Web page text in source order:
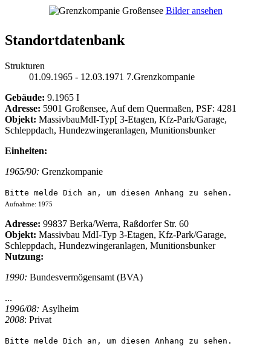
Bilder ansehen
Standortdatenbank
Strukturen
01.09.1965 - 12.03.1971 7.Grenzkompanie
Gebäude: 9.1965 I
Adresse: 5901 Großensee, Auf dem Quermaßen, PSF: 4281
Objekt: MassivbauMdI-Typ[ 3-Etagen, Kfz-Park/Garage,
Schleppdach, Hundezwingeranlagen, Munitionsbunker
Einheiten:
1965/90: Grenzkompanie
Bitte melde Dich an, um diesen Anhang zu sehen.
Aufnahme: 1975
Adresse: 99837 Berka/Werra, Raßdorfer Str. 60
Objekt: Massivbau MdI-Typ 3-Etagen, Kfz-Park/Garage,
Schleppdach, Hundezwingeranlagen, Munitionsbunker
Nutzung:
1990: Bundesvermögensamt (BVA)
...
1996/08: Asylheim
2008: Privat
Bitte melde Dich an, um diesen Anhang zu sehen.